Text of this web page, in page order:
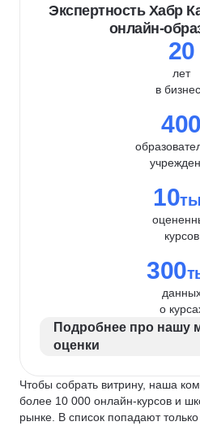
Экспертность Хабр
онлайн-
20
лет
в
400
10
курсов
300
о
Подробнее про нашу
оценки
Чтобы собрать витрину, наша
более 10 000 онлайн-курсов и
рынке. В список попадают